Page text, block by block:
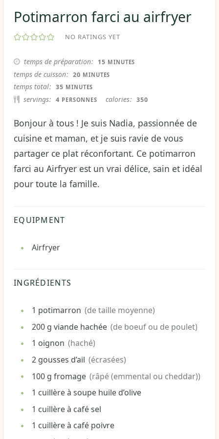
Potimarron farci au airfryer
NO RATINGS YET
temps de préparation 15 MINUTES
MINUTES
temps de cuisson 20 MINUTES
MINUTES
temps total 35 MINUTES
MINUTES
servings 4 PERSONNES calories 350
Bonjour à tous ! Je suis Nadia, passionnée de
cuisine et maman, et je suis ravie de vous
partager ce plat réconfortant. Ce potimarron
farci au Airfryer est un vrai délice, sain et idéal
pour toute la famille.
EQUIPMENT
Airfryer
INGRÉDIENTS
1 potimarron (de taille moyenne)
200 g viande hachée (de boeuf ou de poulet)
1 oignon (haché)
2 gousses d’ail (écrasées)
100 g fromage (râpé (emmental ou cheddar))
1 cuillère à soupe huile d’olive
1 cuillère à cafésel
1 cuillère à café poivre